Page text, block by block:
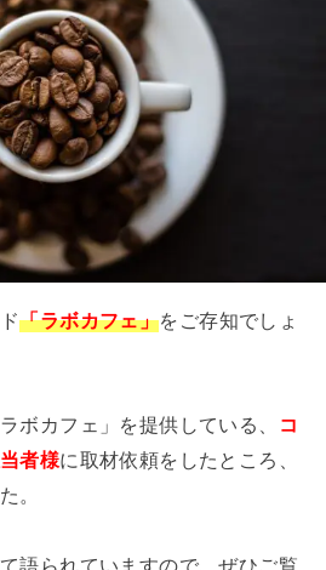
「ラボカフェ」をご存知でしょ
ボカフェ」を提供している、
コ
者様に取材依頼をしたところ、
。
語られていますので、ぜひご覧